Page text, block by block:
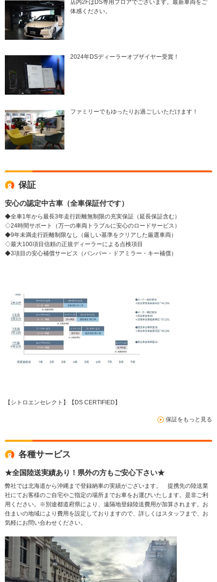
店内2FはDS専用フロアでございます。最新車両をご
体感ください。
2024年DSディーラーオブザイヤー受賞！
ファミリーでもゆったりお過ごしいただけます！
保証
安心の認定中古車（全車保証付です）
◆全車1年から最長3年走行距離無制限の充実保証（延長保証含む）
◇24時間サポート（万一の車両トラブルに安心のロードサービス）
◆9年未満走行距離制限なし（厳しい基準をクリアした厳選車両）
◇最大100項目信頼の正規ディーラーによる点検項目
◆3項目の安心補償サービス（バンパー・ドアミラー・キー補償）
【シトロエンセレクト】【DS CERTIFIED】
保証をもっと見る
各種サービス
★全国陸送実績あり！県外の方もご安心下さい★
弊社では北海道から沖縄まで登録納車の実績がございます。 提携先の陸送業
社にてお客様のご自宅やご指定の場所までお車をお運びいたします。是非ご利
用ください。※別途都道府県により、遠隔地登録陸送費用が加算されます。お
住まいの地域により費用を設定しておりますので、詳しくはスタッフまで、お
気軽にお問い合わせください。